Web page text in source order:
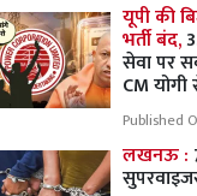
यूपी की
भर्ती बंद,
सेवा पर
CM
Published
लखनऊ :